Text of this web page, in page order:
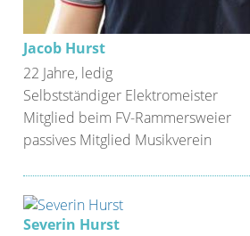
Jacob Hurst
22 Jahre, ledig
Selbstständiger Elektromeister
Mitglied beim FV-Rammersweier
passives Mitglied Musikverein
Severin Hurst